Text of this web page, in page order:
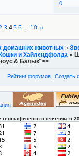
0
3 4 5 6 … 10 »
домашних животных »
и Хайлендфолда »
& Балык">>
Рейтинг форумов |Создать
географического счетчика с